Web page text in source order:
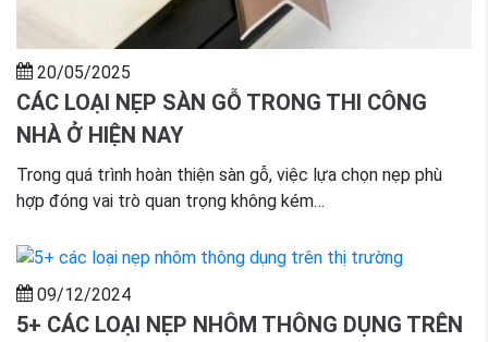
20/05/2025
CÁC LOẠI NẸP SÀN GỖ TRONG THI CÔNG
NHÀ Ở HIỆN NAY
Trong quá trình hoàn thiện sàn gỗ, việc lựa chọn nẹp phù
hợp đóng vai trò quan trọng không kém…
09/12/2024
5+ CÁC LOẠI NẸP NHÔM THÔNG DỤNG TRÊN